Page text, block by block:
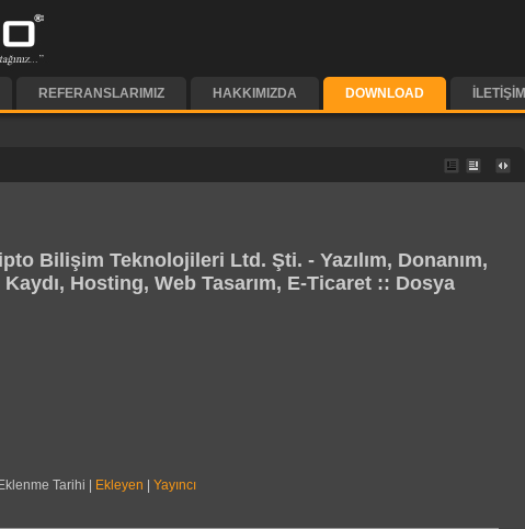
REFERANSLARIMIZ HAKKIMIZDA DOWNLOAD İLETIŞIM
Bilişim Teknolojileri Ltd. Şti. - Yazılım, Donanım,
Hosting, Web Tasarım, E-Ticaret :: Dosya
Tarihi | Ekleyen Yayıncı